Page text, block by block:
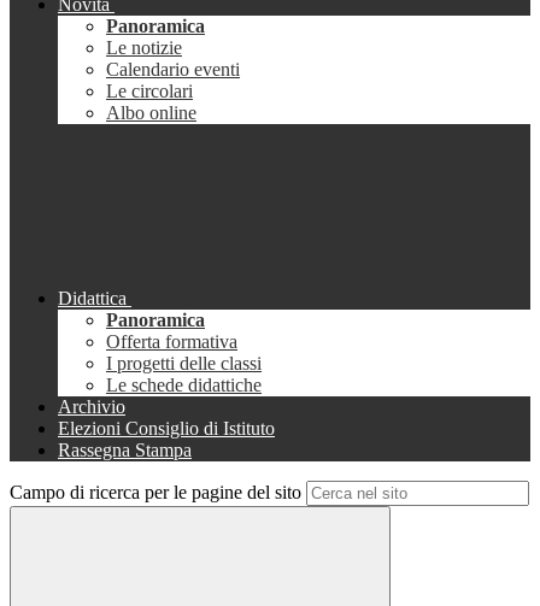
Novità
Panoramica
Le notizie
Calendario eventi
Le circolari
Albo online
Didattica
Panoramica
Offerta formativa
I progetti delle classi
Le schede didattiche
Archivio
Elezioni Consiglio di Istituto
Rassegna Stampa
Campo di ricerca per le pagine del sito